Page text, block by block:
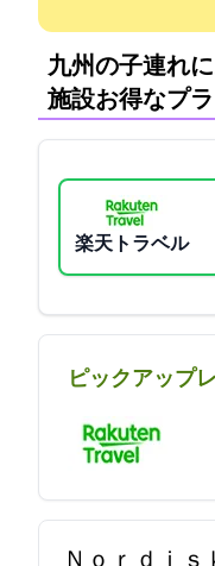
九州の子連れ
施設:お得なプ
楽天トラベル
ピックアップ
Ｎｏｒｄｉ